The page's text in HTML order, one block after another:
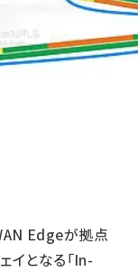
Edgeが拠点
イとなる「In-